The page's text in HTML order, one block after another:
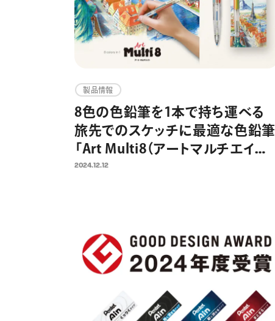
製品情報
8色の色鉛筆を1本で持ち運べる
旅先でのスケッチに最適な色鉛筆
「Art Multi8（アートマルチエイ
ト）」が登場 ユーザーイノベーシ
2024.12.12